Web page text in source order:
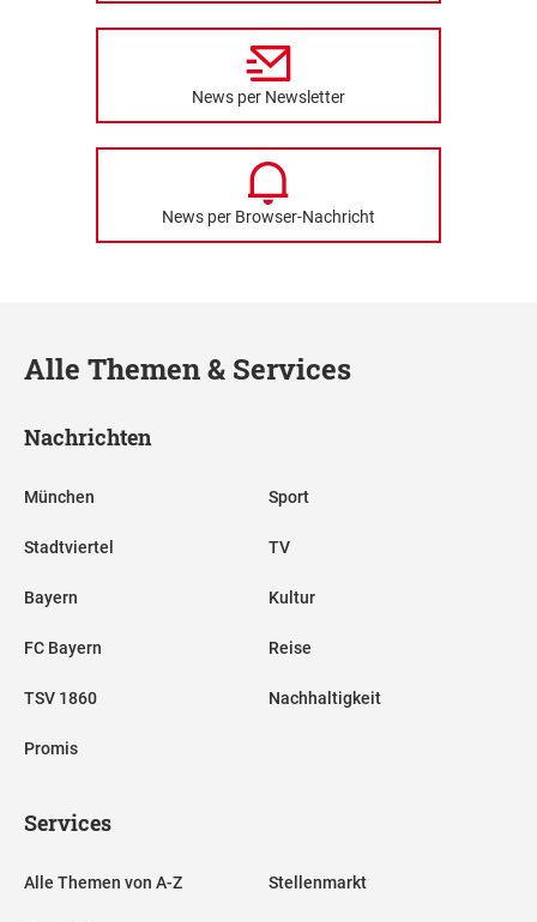
News per Newsletter
News per Browser-Nachricht
Alle Themen & Services
Nachrichten
München
Stadtviertel
Bayern
FC Bayern
TSV 1860
Promis
Sport
TV
Kultur
Reise
Nachhaltigkeit
Services
Alle Themen von A-Z Stellenmarkt